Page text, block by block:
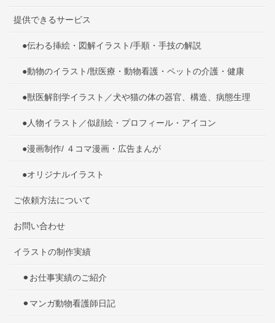
提供できるサービス
●伝わる挿絵・図解イラスト/手順・手技の解説
●動物のイラスト/獣医療・動物看護・ペットの介護・健康
●獣医解剖学イラスト／犬や猫の体の器官、構造、病態生理
●人物イラスト／似顔絵・プロフィール・アイコン
●漫画制作/ ４コマ漫画・広告まんが
●オリジナルイラスト
ご依頼方法について
お問い合わせ
イラストの制作実績
⚫︎お仕事実績のご紹介
⚫︎マンガ動物看護師日記